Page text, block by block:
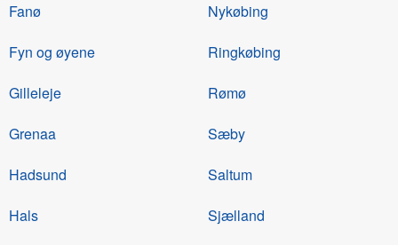
Fanø
Fyn og øyene
Gilleleje
Grenaa
Hadsund
Hals
Nykøbing
Ringkøbing
Rømø
Sæby
Saltum
Sjælland